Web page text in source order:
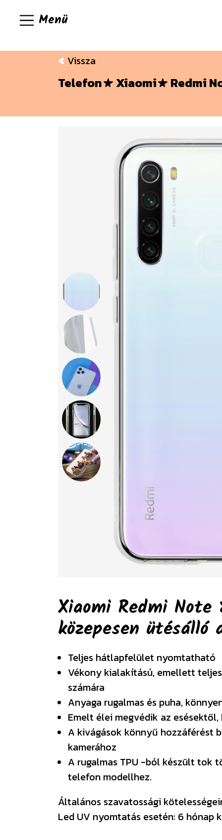
Menü
Vissza
Telefon Xiaomi Redmi
Xiaomi Redmi
közepesen
Teljes hátlapfelület nyomtatható
Vékony kialakítású, emellett
számára
Anyaga rugalmas és puha,
Emelt élei megvédik az
A kivágások könnyű hozzáférést
kamerához
A rugalmas TPU -ból készült tok
telefon modellhez.
Általános szavatossági
Led UV nyomtatás esetén: 6 hónap